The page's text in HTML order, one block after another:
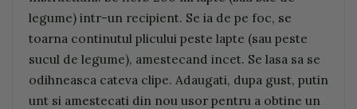
legume) intr-un recipient. Se ia de pe foc, se
toarna continutul plicului peste lapte (sau peste
sucul de legume), amestecand incet. Se lasa sa se
odihneasca cateva clipe. Adaugati, dupa gust, putin
unt si amestecati din nou usor pentru a obtine un